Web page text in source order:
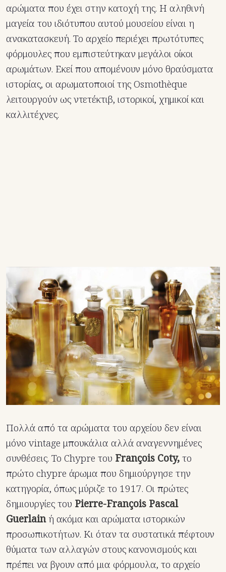
αρώματα που έχει στην κατοχή της. Η αληθινή
μαγεία του ιδιότυπου αυτού μουσείου είναι η
ανακατασκευή. Το αρχείο περιέχει πρωτότυπες
φόρμουλες που εμπιστεύτηκαν μεγάλοι οίκοι
αρωμάτων. Εκεί που απομένουν μόνο θραύσματα
ιστορίας, οι αρωματοποιοί της Osmothèque
λειτουργούν ως ντετέκτιβ, ιστορικοί, χημικοί και
καλλιτέχνες.
Πολλά από τα αρώματα του αρχείου δεν είναι
μόνο vintage μπουκάλια αλλά αναγεννημένες
συνθέσεις. Το Chypre του François Coty,το
πρώτο chypre άρωμα που δημιούργησε την
κατηγορία, όπως μύριζε το 1917. Οι πρώτες
δημιουργίες του Pierre-François Pascal
Guerlainή ακόμα και αρώματα ιστορικών
προσωπικοτήτων. Κι όταν τα συστατικά πέφτουν
θύματα των αλλαγών στους κανονισμούς και
πρέπει να βγουν από μια φόρμουλα, το αρχείο